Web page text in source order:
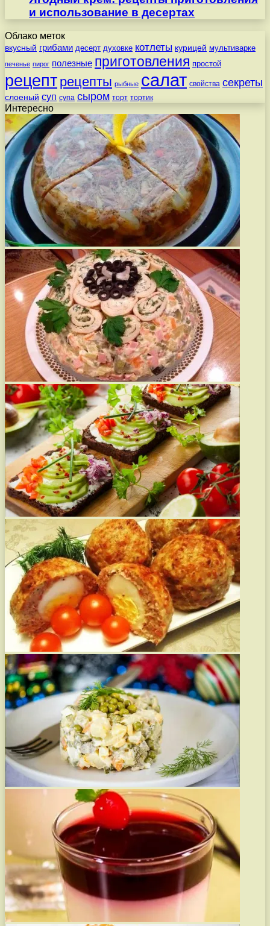
и использование в десертах
Облако меток
вкусный грибами десерт духовке котлеты курицей мультиварке
печенье пирог полезные приготовления простой
рецепт рецепты рыбные салат свойства секреты
слоеный суп супа сыром торт тортик
Интересно